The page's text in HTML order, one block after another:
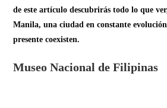
de este artículo descubrirás todo lo que
Manila, una ciudad en constante
presente coexisten.
Museo Nacional de Filipinas